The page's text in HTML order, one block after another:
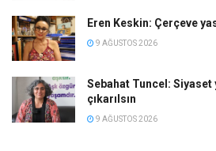
Eren Keskin: Çerçeve
9 AĞUSTOS 2026
Sebahat Tuncel:
çıkarılsın
9 AĞUSTOS 2026